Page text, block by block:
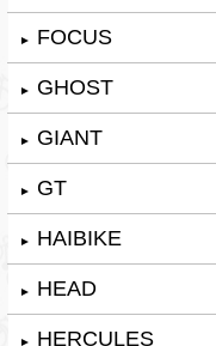
► FOCUS
► GHOST
► GIANT
► GT
► HAIBIKE
► HEAD
► HERCULES